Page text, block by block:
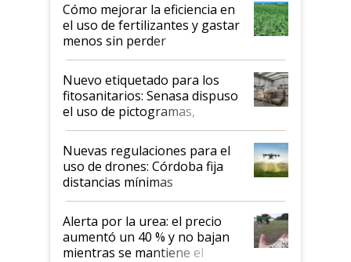
Cómo mejorar la eficiencia en
el uso de fertilizantes y gastar
menos sin perder
productividad en la campaña
fina
Nuevo etiquetado para los
fitosanitarios: Senasa dispuso
el uso de pictogramas,
palabras de advertencia e
indicaciones
Nuevas regulaciones para el
uso de drones: Córdoba fija
distancias mínimas
Alerta por la urea: el precio
aumentó un 40 % y no bajan
mientras se mantiene el